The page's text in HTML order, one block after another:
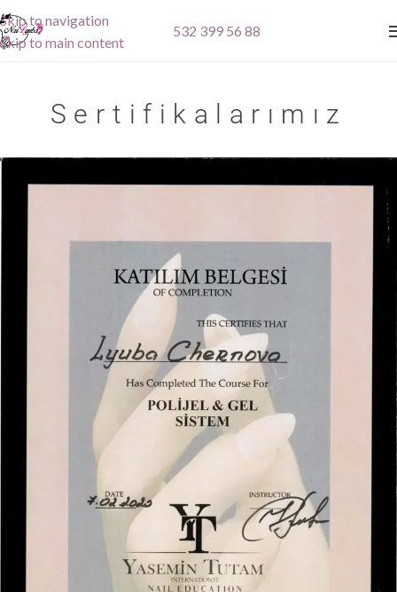
Skip to navigation
Skip to main content
532 399 56 88
Sertifikalarımız